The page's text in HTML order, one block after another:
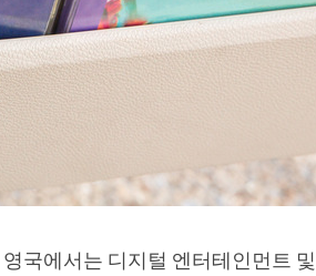
국에서는 디지털 엔터테인먼트